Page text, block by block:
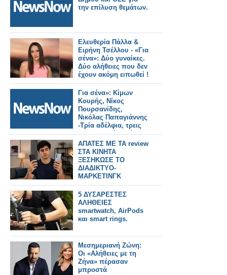
την επίλυση θεμάτων.
Ελευθερία Πάλλα &
Ειρήνη Τσέλλου - «Για
σένα»: Δύο γυναίκες.
Δύο αλήθειες που δεν
έχουν ακόμη ειπωθεί !
Έρχεται στον Alpha!
Για σένα»: Κίμων
Κουρής, Νίκος
Πουρσανίδης,
Νικόλας Παπαγιάννης
-Τρία αδέλφια, τρεις
διαφορετικές αλήθειες
!
ΑΠΑΤΕΣ ΜΕ ΤΑ review
ΣΤΑ ΚΙΝΗΤΑ
ΞΕΣΗΚΩΣΕ ΤΟ
ΔΙΑΔΙΚΤΥΟ-
ΜΑΡΚΕΤΙΝΓΚ
ΓΕΜΑΤΑ ΨΕΜΑΤΑ
5 ΔΥΣΑΡΕΣΤΕΣ
ΑΛΗΘΕΙΕΣ
smartwatch, AirPods
και smart rings.
Μεσημεριανή Ζώνη:
Οι «Αλήθειες με τη
Ζήνα» πέρασαν
μπροστά